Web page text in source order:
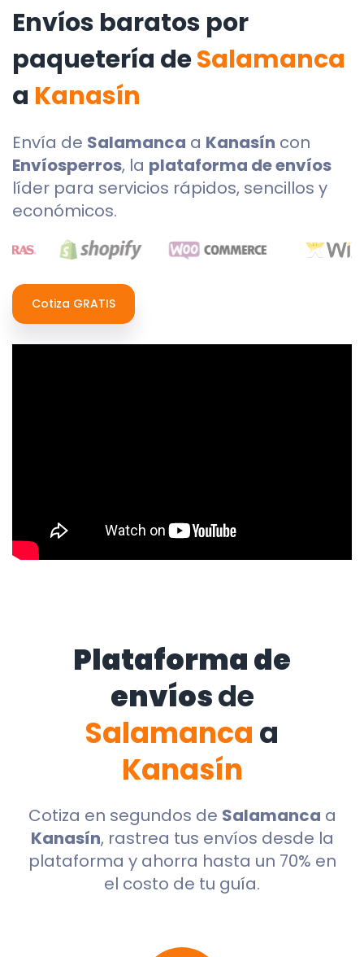
Envíos baratos por
paquetería deSalamanca
a Kanasín
Envía de Salamanca a Kanasín con
Envíosperros, la plataforma de envíos
líder para servicios rápidos, sencillos y
económicos.
Cotiza GRATIS
Plataforma de
envíosde
Salamanca a
Kanasín
Cotiza en segundos de Salamanca a
Kanasín, rastrea tus envíos desde la
plataforma y ahorra hasta un 70% en
el costo de tu guía.